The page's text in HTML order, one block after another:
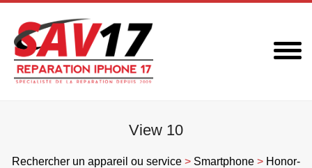
content
View 10
Rechercher un appareil ou service > Smartphone > Honor-